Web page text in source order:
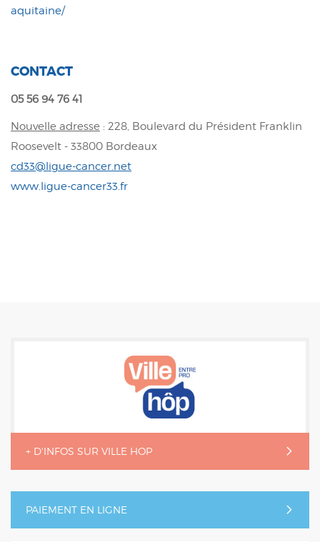
aquitaine/
CONTACT
05 56 94 76 41
Nouvelle adresse : 228, Boulevard du Président Franklin
Roosevelt - 33800 Bordeaux
cd33@ligue-cancer.net
www.ligue-cancer33.fr
+ D'INFOS SUR VILLE HOP
PAIEMENT EN LIGNE